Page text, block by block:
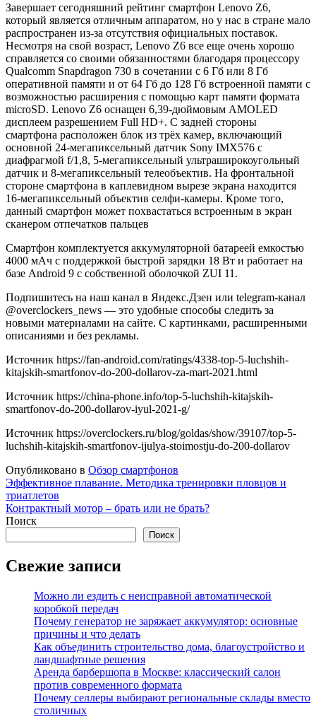
Завершает сегодняшний рейтинг смартфон Lenovo Z6,
который является отличным аппаратом, но у нас в стране мало
распространен из-за отсутствия официальных поставок.
Несмотря на свой возраст, Lenovo Z6 все еще очень хорошо
справляется со своими обязанностями благодаря процессору
Qualcomm Snapdragon 730 в сочетании с 6 Гб или 8 Гб
оперативной памяти и от 64 Гб до 128 Гб встроенной памяти с
возможностью расширения с помощью карт памяти формата
microSD. Lenovo Z6 оснащен 6,39-дюймовым AMOLED
дисплеем разрешением Full HD+. С задней стороны
смартфона расположен блок из трёх камер, включающий
основной 24-мегапиксельный датчик Sony IMX576 с
диафрагмой f/1,8, 5-мегапиксельный ультраширокоугольный
датчик и 8-мегапиксельный телеобъектив. На фронтальной
стороне смартфона в каплевидном вырезе экрана находится
16-мегапиксельный объектив селфи-камеры. Кроме того,
данный смартфон может похвастаться встроенным в экран
сканером отпечатков пальцев
Смартфон комплектуется аккумуляторной батареей емкостью
4000 мАч с поддержкой быстрой зарядки 18 Вт и работает на
базе Android 9 с собственной оболочкой ZUI 11.
Подпишитесь на наш канал в Яндекс.Дзен или telegram-канал
@overclockers_news — это удобные способы следить за
новыми материалами на сайте. С картинками, расширенными
описаниями и без рекламы.
Источник https://fan-android.com/ratings/4338-top-5-luchshih-
kitajskih-smartfonov-do-200-dollarov-za-mart-2021.html
Источник https://china-phone.info/top-5-luchshih-kitajskih-
smartfonov-do-200-dollarov-iyul-2021-g/
Источник https://overclockers.ru/blog/goldas/show/39107/top-5-
luchshih-kitajskih-smartfonov-ijulya-stoimostju-do-200-dollarov
Опубликовано в Обзор смартфонов
Навигация
по
записям
Эффективное плавание. Методика тренировки пловцов и
триатлетов
Контрактный мотор – брать или не брать?
Поиск
Поиск
Свежие записи
Можно ли ездить с неисправной автоматической
коробкой передач
Почему генератор не заряжает аккумулятор: основные
причины и что делать
Как объединить строительство дома, благоустройство и
ландшафтные решения
Аренда барбершопа в Москве: классический салон
против современного формата
Почему селлеры выбирают региональные склады вместо
столичных